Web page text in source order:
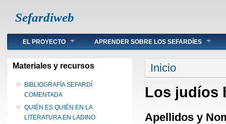
Sefardiweb
Main menu
EL PROYECTO APRENDER SOBRE LOS SEFARDÍES
Materiales y recursos
BIBLIOGRAFÍA SEFARDÍ
COMENTADA
QUIÉN ES QUIÉN EN LA
LITERATURA EN LADINO
Se encuentra
Inicio
Los judíos
Apellidos y